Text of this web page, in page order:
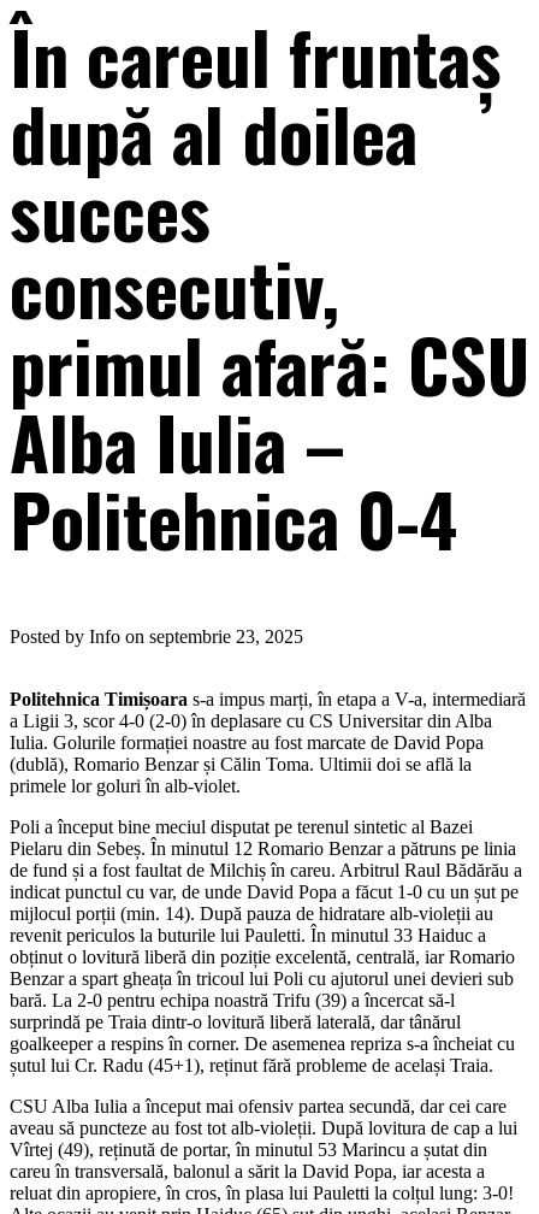
În careul fruntaș
după al doilea
succes
consecutiv,
primul afară: CSU
Alba Iulia –
Politehnica 0-4
Posted by Info on septembrie 23, 2025
Politehnica Timișoara s-a impus marți, în etapa a V-a, intermediară
a Ligii 3, scor 4-0 (2-0) în deplasare cu CS Universitar din Alba
Iulia. Golurile formației noastre au fost marcate de David Popa
(dublă), Romario Benzar și Călin Toma. Ultimii doi se află la
primele lor goluri în alb-violet.
Poli a început bine meciul disputat pe terenul sintetic al Bazei
Pielaru din Sebeș. În minutul 12 Romario Benzar a pătruns pe linia
de fund și a fost faultat de Milchiș în careu. Arbitrul Raul Bădărău a
indicat punctul cu var, de unde David Popa a făcut 1-0 cu un șut pe
mijlocul porții (min. 14). După pauza de hidratare alb-violeții au
revenit periculos la buturile lui Pauletti. În minutul 33 Haiduc a
obținut o lovitură liberă din poziție excelentă, centrală, iar Romario
Benzar a spart gheața în tricoul lui Poli cu ajutorul unei devieri sub
bară. La 2-0 pentru echipa noastră Trifu (39) a încercat să-l
surprindă pe Traia dintr-o lovitură liberă laterală, dar tânărul
goalkeeper a respins în corner. De asemenea repriza s-a încheiat cu
șutul lui Cr. Radu (45+1), reținut fără probleme de același Traia.
CSU Alba Iulia a început mai ofensiv partea secundă, dar cei care
aveau să puncteze au fost tot alb-violeții. După lovitura de cap a lui
Vîrtej (49), reținută de portar, în minutul 53 Marincu a șutat din
careu în transversală, balonul a sărit la David Popa, iar acesta a
reluat din apropiere, în cros, în plasa lui Pauletti la colțul lung: 3-0!